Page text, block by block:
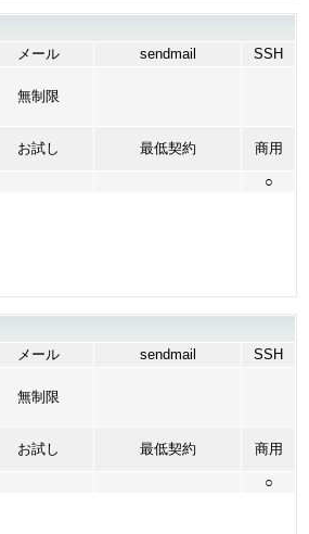
メール sendmail SSH
無制限
お試し 最低契約 商用
○
メール sendmail SSH
無制限
お試し 最低契約 商用
○